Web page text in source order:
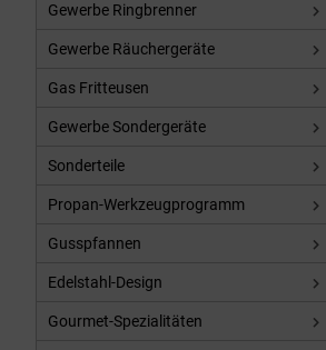
Gewerbe Ringbrenner
Gewerbe Räuchergeräte
Gas Fritteusen
Gewerbe Sondergeräte
Sonderteile
Propan-Werkzeugprogramm
Gusspfannen
Edelstahl-Design
Gourmet-Spezialitäten